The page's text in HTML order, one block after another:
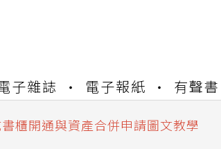
子雜誌 電子報紙 有聲書
合併與書櫃開通申請
櫃開通與資產合併申請圖文教學